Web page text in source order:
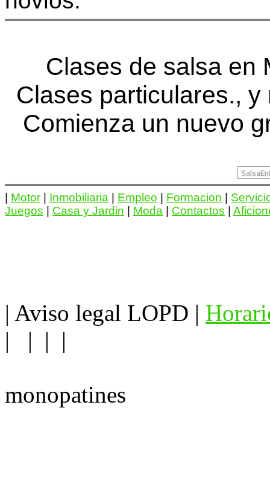
Clases de salsa en
Clases particulares.,
Comienza un nuevo
Motor Inmobiliaria Empleo Formacion
Juegos
Casa y Jardin Moda Contactos
| Aviso legal LOPD |
| | | |
monopatines